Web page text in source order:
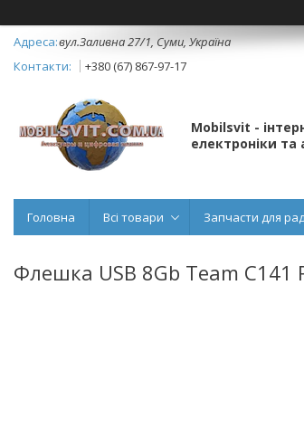
вул.Заливна 27/1, Суми, Україна
+380 (67) 867-97-17
Mobilsvit -
електроніки та
Головна Всі товари Запчасти для
Флешка USB 8Gb Team C141